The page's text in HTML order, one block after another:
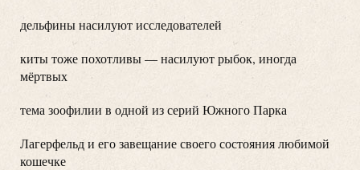
дельфины насилуют исследователей
киты тоже похотливы — насилуют рыбок, иногда
мёртвых
тема зоофилии в одной из серий Южного Парка
Лагерфельд и его завещание своего состояния любимой
кошечке